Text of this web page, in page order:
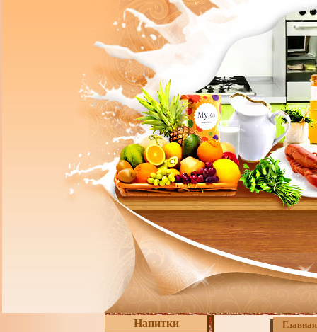
Напитки Главная